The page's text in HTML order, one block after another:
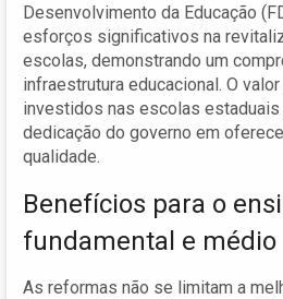
Desenvolvimento da Educação
esforços significativos na
escolas, demonstrando um
infraestrutura educacional. O
investidos nas escolas estaduais
dedicação do governo em
qualidade.
Benefícios para o
fundamental e médio
As reformas não se limitam a